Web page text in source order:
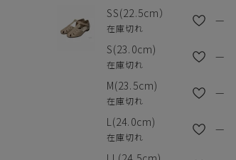
SS(22.5cm）
在庫切れ
—
S(23.0cm)
在庫切れ
—
M(23.5cm)
在庫切れ
—
L(24.0cm)
在庫切れ
—